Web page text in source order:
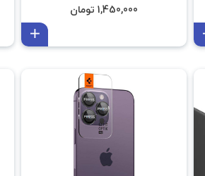
1,450,000 تومان